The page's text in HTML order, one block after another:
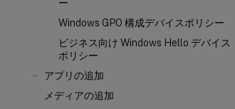
ー
Windows GPO 構成デバイスポリシー
ビジネス向け Windows Hello デバイス
ポリシー
アプリの追加
メディアの追加